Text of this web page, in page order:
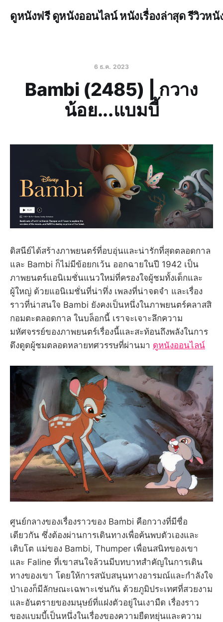
ดูหนังฟรี ดูหนังออนไลน์ หนังเรื่องล่าสุด รีวิวหนั
6 ธ.ค. 2023
Bambi (2485) | กวาง
น้อย...แบมบี้
ดิสนีย์ได้สร้างภาพยนตร์ที่อบอุ่นและน่ารักที่สุดตลอดกาล
และ Bambi ก็ไม่มีข้อยกเว้น ออกฉายในปี 1942 เป็น
ภาพยนตร์แอนิเมชั่นแนวใหม่ที่ครองใจผู้ชมทั้งเด็กและ
ผู้ใหญ่ ด้วยแอนิเมชั่นที่น่าทึ่ง เพลงที่น่าจดจำ และเรื่อง
ราวที่น่าสนใจ Bambi ยังคงเป็นหนึ่งในภาพยนตร์คลาสสิ
กอมตะตลอดกาล ในบล็อกนี้ เราจะเจาะลึกความ
มหัศจรรย์ของภาพยนตร์เรื่องนี้และสะท้อนถึงพลังในการ
ดึงดูดผู้ชมตลอดหลายทศวรรษที่ผ่านมา ดูหนังออนไลน์
ศูนย์กลางของเรื่องราวของ Bambi คือกวางที่มีชื่อ
เดียวกัน ซึ่งต้องผ่านการเดินทางเพื่อค้นพบตัวเองและ
เติบโต แม่ของ Bambi, Thumper เพื่อนสนิทของเขา
และ Faline ที่เขาสนใจล้วนมีบทบาทสำคัญในการเดิน
ทางของเขา โดยให้การสนับสนุนทางอารมณ์และกำลังใจ
ป่าเองก็มีลักษณะเฉพาะเช่นกัน ด้วยภูมิประเทศที่สวยงาม
และอันตรายของมนุษย์ที่แฝงตัวอยู่ในเงามืด เรื่องราว
ของแบมบี้เป็นหนึ่งในเรื่องของความยืดหยุ่นและความ